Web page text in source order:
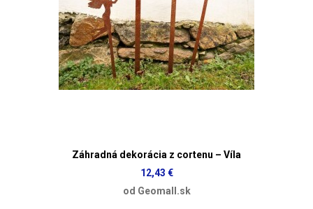
Záhradná dekorácia z cortenu – Víla
12,43 €
od Geomall.sk